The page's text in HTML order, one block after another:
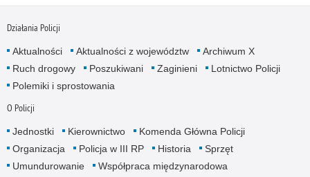
Działania Policji
Aktualności Aktualności z województw
Archiwum X
Ruch drogowy
Poszukiwani Zaginieni
Lotnictwo Policji
Polemiki i sprostowania
O Policji
Jednostki Kierownictwo
Komenda Główna Policji
Organizacja
Policja w III RP Historia
Sprzęt
Umundurowanie
Współpraca międzynarodowa